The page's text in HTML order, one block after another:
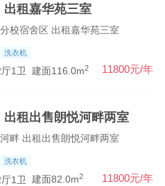
街小学附近】的求租信息
的求租信息
房出租】的求租信息
群】强势入驻
出租嘉华苑三室
校宿舍区 出租嘉华苑三室
洗衣机
1卫 建面116.0m2 11800元/年
出租出售朗悦河畔两室
畔 出租出售朗悦河畔两室
洗衣机
1卫 建面82.0m2 11800元/年